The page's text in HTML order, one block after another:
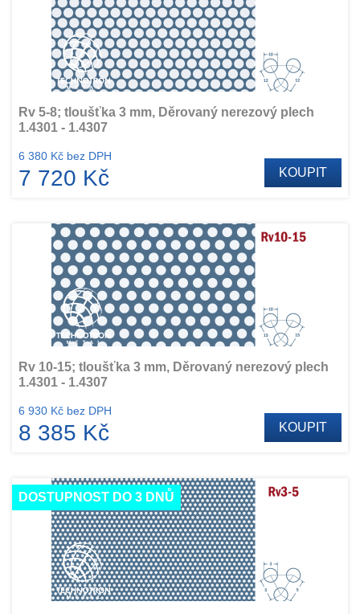
Rv 5-8; tloušťka 3 mm, Děrovaný nerezový plech
1.4301 - 1.4307
6 380 Kč bez DPH
7 720 Kč KOUPIT
Rv 10-15; tloušťka 3 mm, Děrovaný nerezový plech
1.4301 - 1.4307
6 930 Kč bez DPH
8 385 Kč KOUPIT
DOSTUPNOST DO 3 DNŮ